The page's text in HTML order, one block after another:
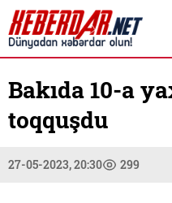
Bakıda 10-a
toqquşdu
27-05-2023, 20:30 299